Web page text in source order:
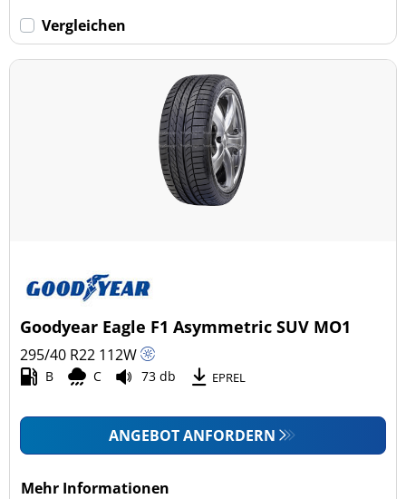
Vergleichen
Goodyear Eagle F1 Asymmetric SUV MO1
295/40 R22 112W
B C 73 db EPREL
ANGEBOT ANFORDERN
Mehr Informationen